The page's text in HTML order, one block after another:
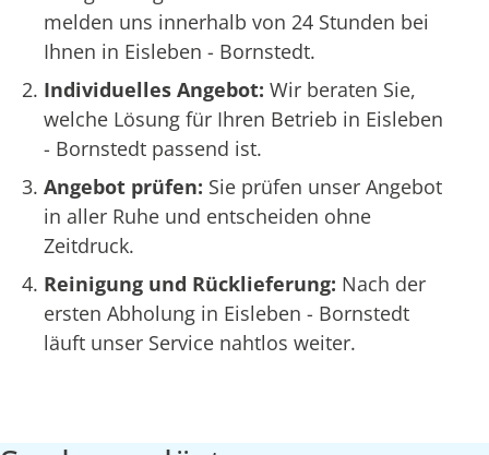
melden uns innerhalb von 24 Stunden bei
Ihnen in Eisleben - Bornstedt.
Individuelles Angebot: Wir beraten Sie,
welche Lösung für Ihren Betrieb in Eisleben
- Bornstedt passend ist.
Angebot prüfen: Sie prüfen unser Angebot
in aller Ruhe und entscheiden ohne
Zeitdruck.
Reinigung und Rücklieferung: Nach der
ersten Abholung in Eisleben - Bornstedt
läuft unser Service nahtlos weiter.